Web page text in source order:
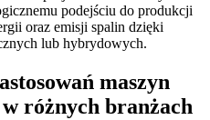
podejściu do produkcji
oraz emisji spalin dzięki
lub hybrydowych.
maszyn
różnych branżach